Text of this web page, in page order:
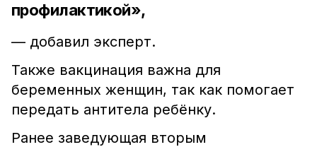
профилактикой»,
— добавил эксперт.
Также вакцинация важна для
беременных женщин, так как помогает
передать антитела ребёнку.
Ранее заведующая вторым